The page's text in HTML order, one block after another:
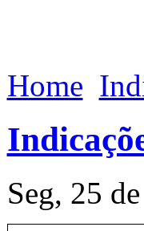
Home
Seg, 25